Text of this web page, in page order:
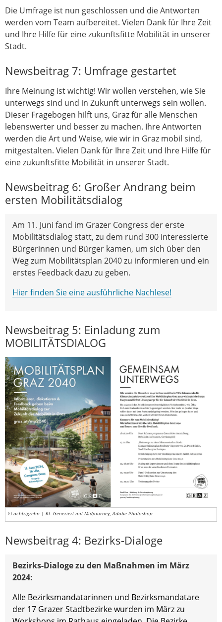
Die Umfrage ist nun geschlossen und die Antworten
werden vom Team aufbereitet. Vielen Dank für Ihre Zeit
und Ihre Hilfe für eine zukunftsfitte Mobilität in unserer
Stadt.
Newsbeitrag 7: Umfrage gestartet
Ihre Meinung ist wichtig! Wir wollen verstehen, wie Sie
unterwegs sind und in Zukunft unterwegs sein wollen.
Dieser Fragebogen hilft uns, Graz für alle Menschen
lebenswerter und besser zu machen. Ihre Antworten
werden die Art und Weise, wie wir in Graz mobil sind,
mitgestalten. Vielen Dank für Ihre Zeit und Ihre Hilfe für
eine zukunftsfitte Mobilität in unserer Stadt.
Newsbeitrag 6: Großer Andrang beim
ersten Mobilitätsdialog
Am 11. Juni fand im Grazer Congress der erste
Mobilitätsdialog statt, zu dem rund 300 interessierte
Bürgerinnen und Bürger kamen, um sich über den
Weg zum Mobilitätsplan 2040 zu informieren und ein
erstes Feedback dazu zu geben.
Hier finden Sie eine ausführliche Nachlese!
Newsbeitrag 5: Einladung zum
MOBILITÄTSDIALOG
© achtzigzehn | KI- Generiert mit Midjourney, Adobe Photoshop
Newsbeitrag 4: Bezirks-Dialoge
Bezirks-Dialoge zu den Maßnahmen im März
2024:
Alle Bezirksmandatarinnen und Bezirksmandatare
der 17 Grazer Stadtbezirke wurden im März zu